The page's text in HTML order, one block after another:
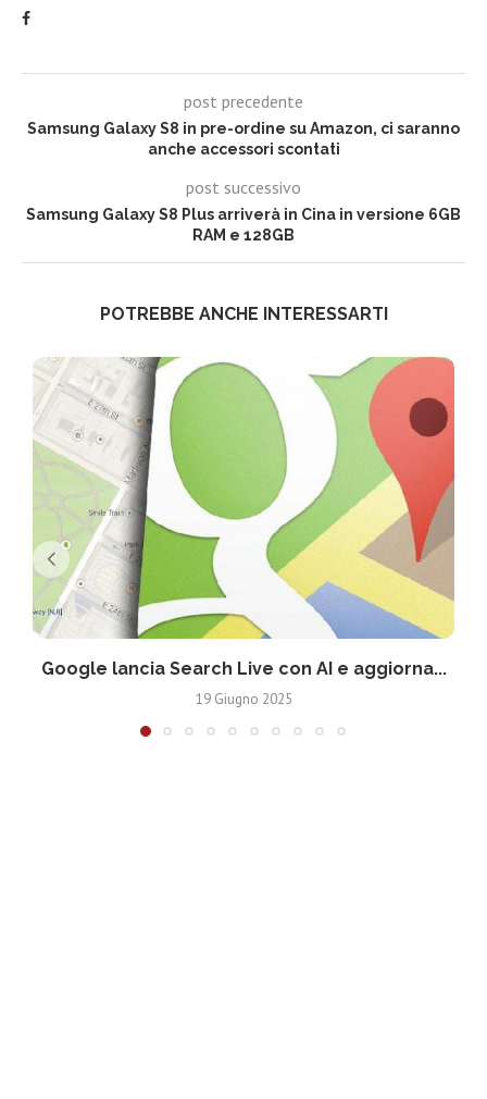
post precedente
Samsung Galaxy S8 in pre-ordine su Amazon, ci saranno
anche accessori scontati
post successivo
Samsung Galaxy S8 Plus arriverà in Cina in versione 6GB
RAM e 128GB
POTREBBE ANCHE INTERESSARTI
Google lancia Search Live con AI e aggiorna...
19 Giugno 2025